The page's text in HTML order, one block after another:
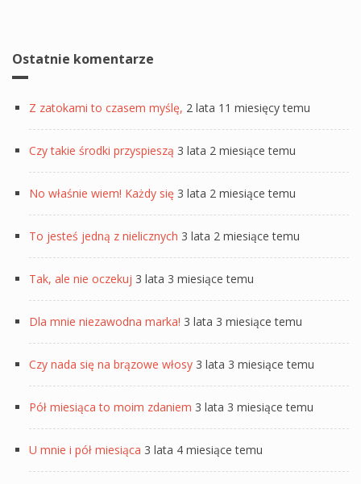
Ostatnie komentarze
Z zatokami to czasem myślę, 2 lata 11 miesięcy temu
Czy takie środki przyspieszą 3 lata 2 miesiące temu
No właśnie wiem! Każdy się 3 lata 2 miesiące temu
To jesteś jedną z nielicznych 3 lata 2 miesiące temu
Tak, ale nie oczekuj 3 lata 3 miesiące temu
Dla mnie niezawodna marka! 3 lata 3 miesiące temu
Czy nada się na brązowe włosy 3 lata 3 miesiące temu
Pół miesiąca to moim zdaniem 3 lata 3 miesiące temu
U mnie i pół miesiąca 3 lata 4 miesiące temu